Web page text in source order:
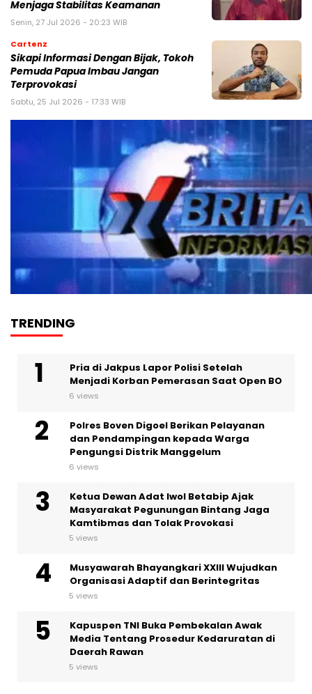
Menjaga Stabilitas Keamanan
Senin, 27 Jul 2026 - 20:23 WIB
Cartenz
Sikapi Informasi Dengan Bijak, Tokoh
Pemuda Papua Imbau Jangan
Terprovokasi
Sabtu, 25 Jul 2026 - 17:33 WIB
TRENDING
Pria di Jakpus Lapor Polisi Setelah
Menjadi Korban Pemerasan Saat Open BO
6 views
Polres Boven Digoel Berikan Pelayanan
dan Pendampingan kepada Warga
Pengungsi Distrik Manggelum
6 views
Ketua Dewan Adat Iwol Betabip Ajak
Masyarakat Pegunungan Bintang Jaga
Kamtibmas dan Tolak Provokasi
5 views
Musyawarah Bhayangkari XXIII Wujudkan
Organisasi Adaptif dan Berintegritas
5 views
Kapuspen TNI Buka Pembekalan Awak
Media Tentang Prosedur Kedaruratan di
Daerah Rawan
5 views